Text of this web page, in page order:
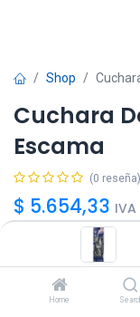
Home
Shop
Cuchara
Escama
(0 reseña)
$ 5.654,33